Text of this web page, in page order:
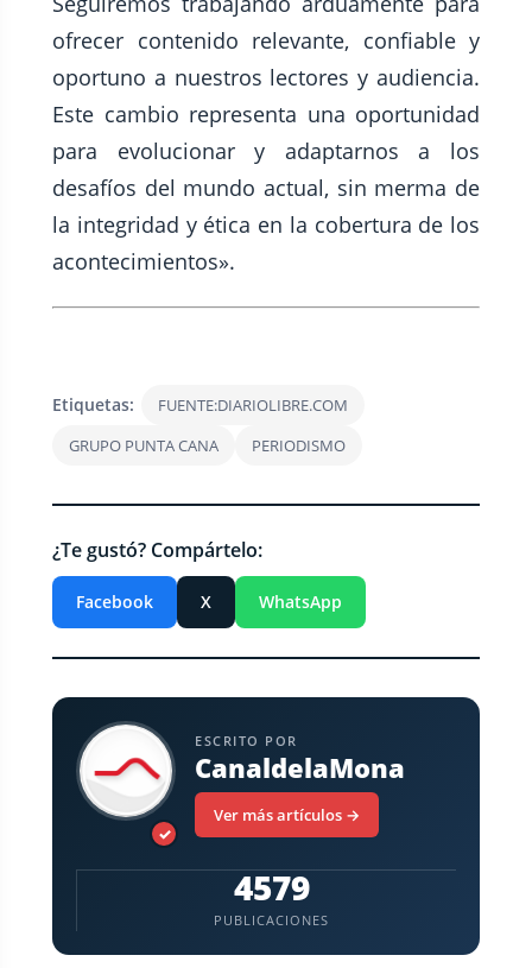
ofrecer contenido relevante, confiable y
oportuno a nuestros lectores y audiencia.
Este cambio representa una oportunidad
para evolucionar y adaptarnos a los
desafíos del mundo actual, sin merma de
la integridad y ética en la cobertura de los
acontecimientos».
Etiquetas:
FUENTE:DIARIOLIBRE.COM
GRUPO PUNTA CANA
PERIODISMO
¿Te gustó? Compártelo:
Facebook X WhatsApp
✓
ESCRITO POR
CanaldelaMona
Ver más artículos →
4579
PUBLICACIONES